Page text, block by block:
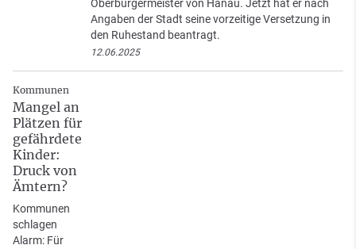
Oberbürgermeister von Hanau. Jetzt hat er nach
Angaben der Stadt seine vorzeitige Versetzung in
den Ruhestand beantragt.
12.06.2025
Kommunen
Mangel an
Plätzen für
gefährdete
Kinder:
Druck von
Ämtern?
Kommunen
schlagen
Alarm: Für